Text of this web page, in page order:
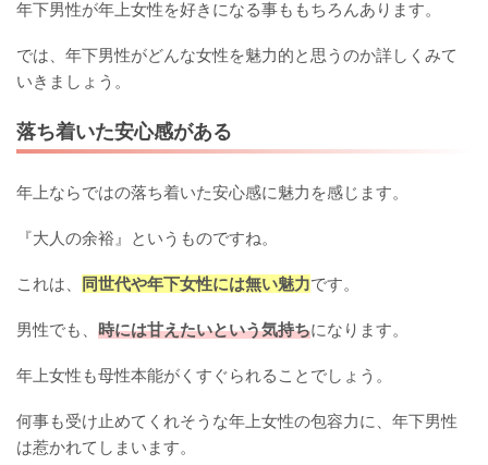
年下男性が年上女性を好きになる事ももちろんあります。
では、年下男性がどんな女性を魅力的と思うのか詳しくみて
いきましょう。
落ち着いた安心感がある
年上ならではの落ち着いた安心感に魅力を感じます。
『大人の余裕』というものですね。
これは、 同世代や年下女性には無い魅力です。
男性でも、 時には甘えたいという気持ちになります。
年上女性も母性本能がくすぐられることでしょう。
何事も受け止めてくれそうな年上女性の包容力に、年下男性
は惹かれてしまいます。